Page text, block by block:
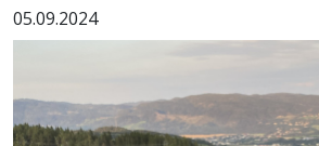
05.09.2024